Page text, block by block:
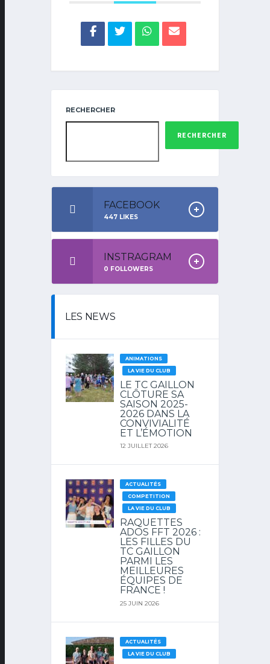
RECHERCHER
RECHERCHER
FACEBOOK
447 LIKES
INSTRAGRAM
0 FOLLOWERS
LES NEWS
ANIMATIONS
LA VIE DU CLUB
LE TC GAILLON
CLÔTURE SA
SAISON 2025-
2026 DANS LA
CONVIVIALITÉ
ET L’ÉMOTION
12 JUILLET 2026
ACTUALITÉS
COMPETITION
LA VIE DU CLUB
RAQUETTES
ADOS FFT 2026 :
LES FILLES DU
TC GAILLON
PARMI LES
MEILLEURES
ÉQUIPES DE
FRANCE !
25 JUIN 2026
ACTUALITÉS
LA VIE DU CLUB